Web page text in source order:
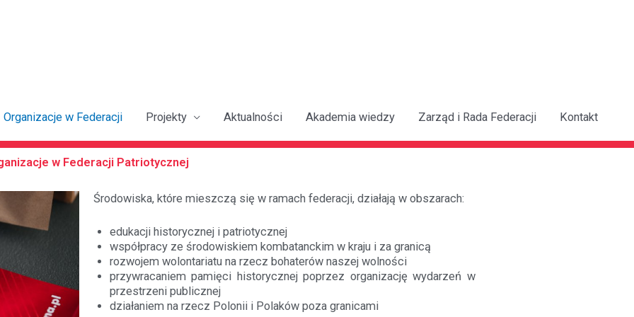
Organizacje w Federacji Projekty Aktualności Akademia wiedzy Zarząd i Rada Federacji Kontakt
w Federacji Patriotycznej
Środowiska, które mieszczą się w ramach federacji, działają w obszarach:
edukacji historycznej i patriotycznej
współpracy ze środowiskiem kombatanckim w kraju i za granicą
rozwojem wolontariatu na rzecz bohaterów naszej wolności
przywracaniem pamięci historycznej poprzez organizację wydarzeń w
przestrzeni publicznej
działaniem na rzecz Polonii i Polaków poza granicami